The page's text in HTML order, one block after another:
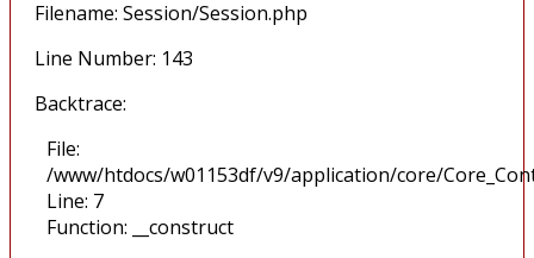
Filename: Session/Session.php
Line Number: 143
Backtrace:
File:
/www/htdocs/w01153df/v9/application/core/
Line: 7
Function: __construct